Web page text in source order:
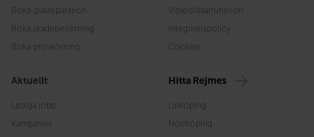
Boka glasreparation
Boka skadebesiktning
Boka provkörning
Visselblåsarfunktion
Integritetspolicy
Cookies
Aktuellt
Lediga jobb
Kampanjer
Hitta Rejmes
Linköping
Norrköping